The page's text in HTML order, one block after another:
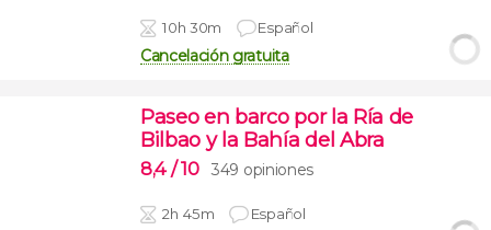
10h 30m Español
Cancelación gratuita
Paseo en barco por la Ría de
Bilbao y la Bahía del Abra
8,4 / 10 349 opiniones
2h 45m Español